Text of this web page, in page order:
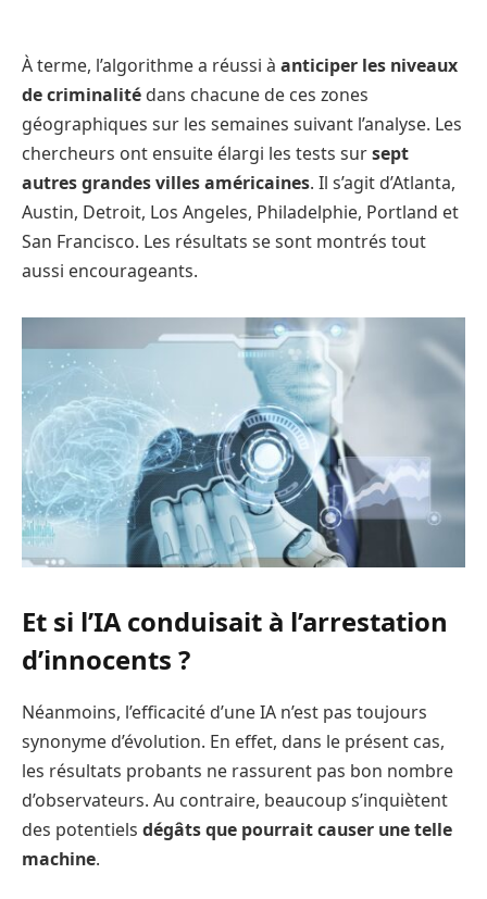
À terme, l’algorithme a réussi à anticiper les niveaux
de criminalité dans chacune de ces zones
géographiques sur les semaines suivant l’analyse. Les
chercheurs ont ensuite élargi les tests sursept
autres grandes villes américaines. Il s’agit d’Atlanta,
Austin, Detroit, Los Angeles, Philadelphie, Portland et
San Francisco. Les résultats se sont montrés tout
aussi encourageants.
Et si l’IA conduisait à l’arrestation
d’innocents ?
Néanmoins, l’efficacité d’une IA n’est pas toujours
synonyme d’évolution. En effet, dans le présent cas,
les résultats probants ne rassurent pas bon nombre
d’observateurs. Au contraire, beaucoup s’inquiètent
des potentiels dégâts que pourrait causer une telle
machine.